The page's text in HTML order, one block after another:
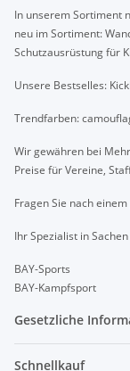
In unserem Sortiment
neu im Sortiment:
Schutzausrüstung für
Unsere Bestselles:
Trendfarben:
Wir gewähren bei
Preise für Vereine,
Fragen Sie nach
Ihr Spezialist in
BAY-Sports
BAY-Kampfsport
Gesetzliche
Schnellkauf